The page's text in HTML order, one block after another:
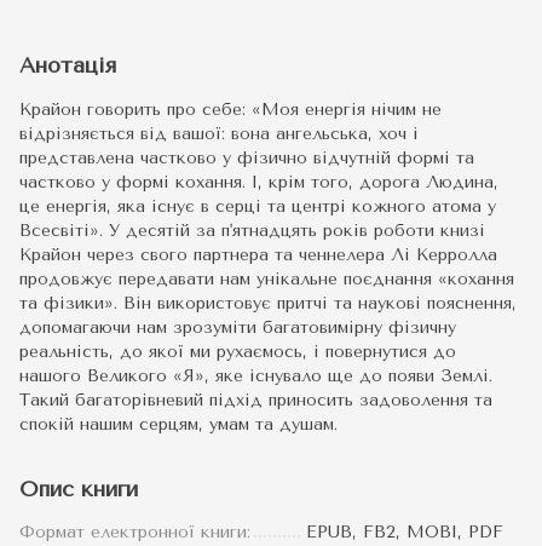
Анотація
Крайон говорить про себе: «Моя енергія нічим не
відрізняється від вашої: вона ангельська, хоч і
представлена ​​частково у фізично відчутній формі та
частково у формі кохання. І, крім того, дорога Людина,
це енергія, яка існує в серці та центрі кожного атома у
Всесвіті». У десятій за п'ятнадцять років роботи книзі
Крайон через свого партнера та ченнелера Лі Керролла
продовжує передавати нам унікальне поєднання «кохання
та фізики». Він використовує притчі та наукові пояснення,
допомагаючи нам зрозуміти багатовимірну фізичну
реальність, до якої ми рухаємось, і повернутися до
нашого Великого «Я», яке існувало ще до появи Землі.
Такий багаторівневий підхід приносить задоволення та
спокій нашим серцям, умам та душам.
Опис книги
Формат електронної книги: EPUB, FB2, MOBI, PDF